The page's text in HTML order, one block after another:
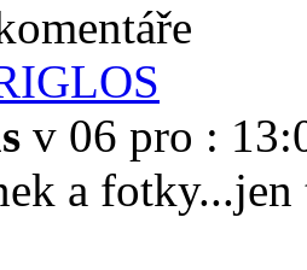
v 06 pro :
a